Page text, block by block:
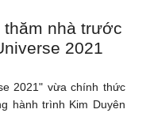
thăm nhà trước
2021
2021" vừa chính thức
hành trình Kim Duyên